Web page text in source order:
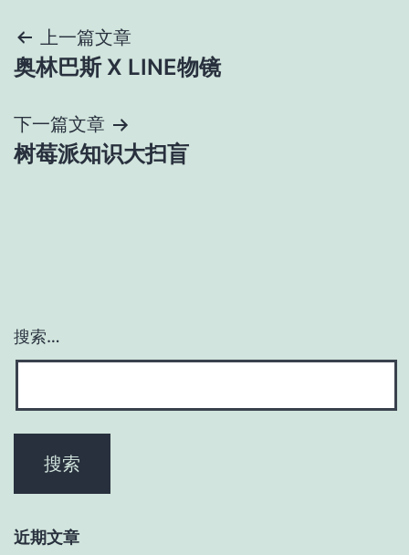
文
章
导
航
上一篇文章
奥林巴斯 X LINE物镜
下一篇文章
树莓派知识大扫盲
搜索…
近期文章